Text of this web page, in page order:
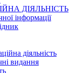
ДІЯЛЬНІСТЬ
інформації
діяльність
видання